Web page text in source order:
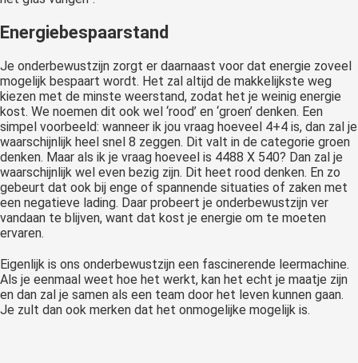
Energiebespaarstand
Je onderbewustzijn zorgt er daarnaast voor dat energie zoveel
mogelijk bespaart wordt. Het zal altijd de makkelijkste weg
kiezen met de minste weerstand, zodat het je weinig energie
kost. We noemen dit ook wel ‘rood’ en ‘groen’ denken. Een
simpel voorbeeld: wanneer ik jou vraag hoeveel 4+4 is, dan zal je
waarschijnlijk heel snel 8 zeggen. Dit valt in de categorie groen
denken. Maar als ik je vraag hoeveel is 4488 X 540? Dan zal je
waarschijnlijk wel even bezig zijn. Dit heet rood denken. En zo
gebeurt dat ook bij enge of spannende situaties of zaken met
een negatieve lading. Daar probeert je onderbewustzijn ver
vandaan te blijven, want dat kost je energie om te moeten
ervaren.
Eigenlijk is ons onderbewustzijn een fascinerende leermachine.
Als je eenmaal weet hoe het werkt, kan het echt je maatje zijn
en dan zal je samen als een team door het leven kunnen gaan.
Je zult dan ook merken dat het onmogelijke mogelijk is.